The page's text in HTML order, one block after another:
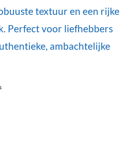
textuur en een rijke
Perfect voor liefhebbers
ambachtelijke